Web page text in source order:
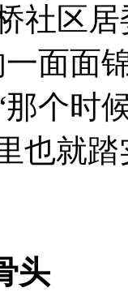
社区
面面
个时
也就踏
头